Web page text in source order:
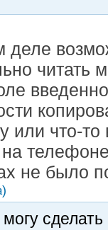
деле
читать
или что-
на
не было
)
могу